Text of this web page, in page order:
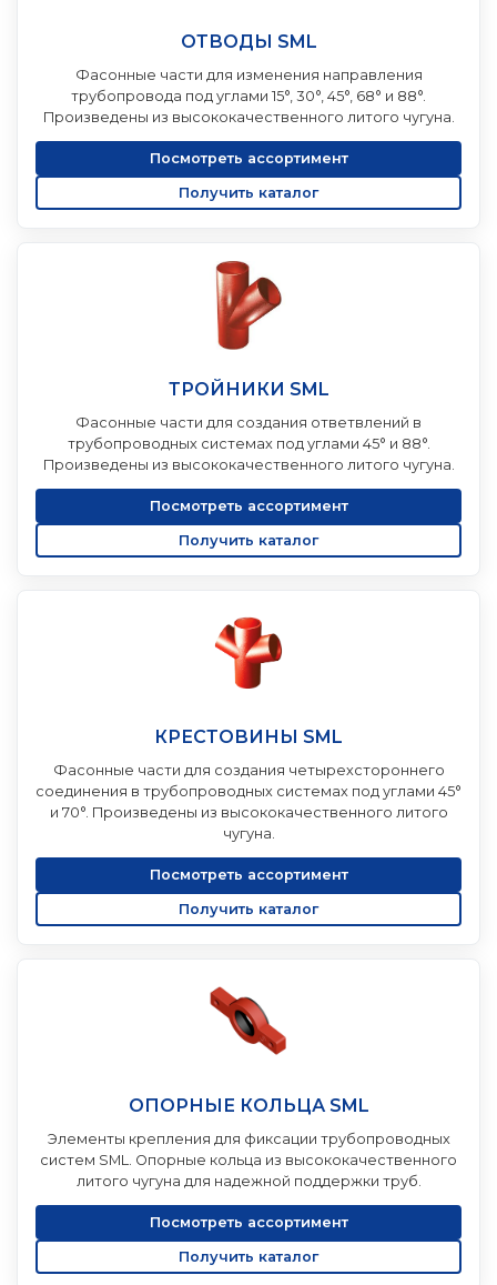
ОТВОДЫ SML
Фасонные части для изменения направления
трубопровода под углами 15°, 30°, 45°, 68° и 88°.
Произведены из высококачественного литого чугуна.
Посмотреть ассортимент
Получить каталог
ТРОЙНИКИ SML
Фасонные части для создания ответвлений в
трубопроводных системах под углами 45° и 88°.
Произведены из высококачественного литого чугуна.
Посмотреть ассортимент
Получить каталог
КРЕСТОВИНЫ SML
Фасонные части для создания четырехстороннего
соединения в трубопроводных системах под углами 45°
и 70°. Произведены из высококачественного литого
чугуна.
Посмотреть ассортимент
Получить каталог
ОПОРНЫЕ КОЛЬЦА SML
Элементы крепления для фиксации трубопроводных
систем SML. Опорные кольца из высококачественного
литого чугуна для надежной поддержки труб.
Посмотреть ассортимент
Получить каталог